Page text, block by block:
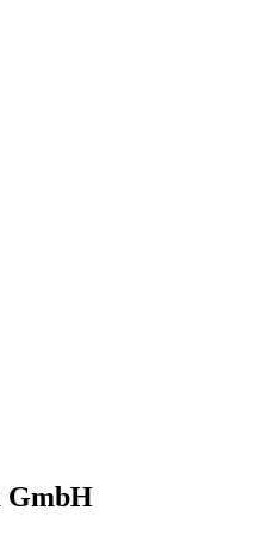
GmbH